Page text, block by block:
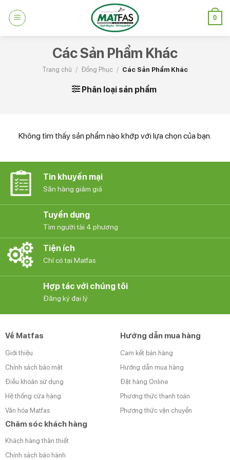
0
Các Sản Phẩm Khác
Trang chủ / Đồng Phục / Các Sản Phẩm Khác
Phân loại sản phẩm
Không tìm thấy sản phẩm nào khớp với lựa chọn của bạn.
Tin khuyến mại
Săn hàng giảm giá
Tuyển dụng
Tìm người tài 4 phương
Tiện ích
Chỉ có tại Matfas
Hợp tác với chúng tôi
Đăng ký đại lý
Về Matfas
Giới thiệu
Chính sách bảo mật
Điều khoản sử dụng
Hệ thống cửa hàng
Văn hóa Matfas
Hướng dẫn mua hàng
Cam kết bán hàng
Hướng dẫn mua hàng
Đặt hàng Online
Phương thức thanh toán
Phương thức vận chuyển
Chăm sóc khách hàng
Khách hàng thân thiết
Chính sách bảo hành